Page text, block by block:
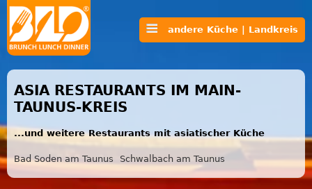
andere Küche | Landkreis
ASIA RESTAURANTS IM MAIN-
TAUNUS-KREIS
...und weitere Restaurants mit asiatischer Küche
Bad Soden am Taunus Schwalbach am Taunus